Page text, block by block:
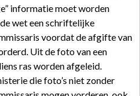
informatie moet worden
wet een schriftelijke
voordat de afgifte van
Uit de foto van een
ras worden afgeleid.
die foto’s niet zonder